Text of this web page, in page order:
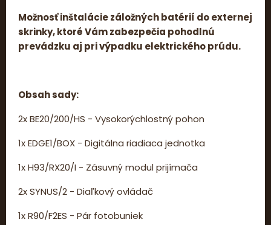
Možnosť inštalácie záložných batérií do externej
skrinky, ktoré Vám zabezpečia pohodlnú
prevádzku aj pri výpadku elektrického prúdu.
Obsah sady:
2x BE20/200/HS - Vysokorýchlostný pohon
1x EDGE1/BOX - Digitálna riadiaca jednotka
1x H93/RX20/I - Zásuvný modul prijímača
2x SYNUS/2 - Diaľkový ovládač
1x R90/F2ES - Pár fotobuniek